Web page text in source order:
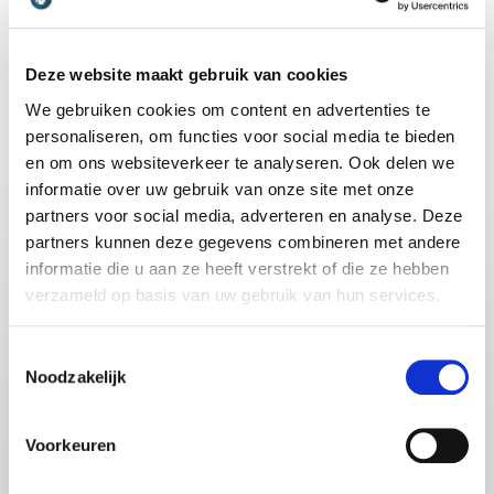
Deze website maakt gebruik van cookies
We gebruiken cookies om content en advertenties te
personaliseren, om functies voor social media te bieden
en om ons websiteverkeer te analyseren. Ook delen we
informatie over uw gebruik van onze site met onze
partners voor social media, adverteren en analyse. Deze
partners kunnen deze gegevens combineren met andere
informatie die u aan ze heeft verstrekt of die ze hebben
verzameld op basis van uw gebruik van hun services.
Noodzakelijk
Voorkeuren
Wesley Tax
5van5
Fris, origineel en prikkelend was de presentatie van
Marianne Heemskerk op ons symposium over rouw.
Vanwege haar lef, openhartigheid en humor raakte ze
de deelnemers. Alleen die openingszin al ‘Als Philip
nog had geleefd, had ik deze jurk nooit gekocht. Te
duur. Te onpraktisch.’ Marianne heb ik ontmoet via
Linkedin, ik zag haar foto en dacht ‘hoe grappig’. In
het echt bleek ze nog leuker, mede dankzij haar
+Toon alle 4 beoordelingen
Beoordeeld5.00/5 gebaseerd op4klantbeoordelingen
Lezingen
LEZING VAN SPREKER MARIANNE VAN
HEEMSKERK
Hoe financieel onafhankelijk ben je eigenlijk? In
Heemskerk zien hoe financiële afhankelijkheid
vaak ongemerkt ontstaat, zelfs bij succesvolle